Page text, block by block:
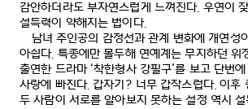
감안하더라도 부자연스럽게 느껴진다. 우연이
설득력이 약해지는 법이다.
남녀 주인공의 감정선과 관계 변화에 개연성
아쉽다. 특종에만 몰두해 연예계는 무지하던 위
출연한 드라마 ‘착한형사 강필구’를 보고 단번
사랑에 빠진다. 갑자기? 너무 갑작스럽다.이후
두 사람이 서로를 알아보지 못하는 설정 역시